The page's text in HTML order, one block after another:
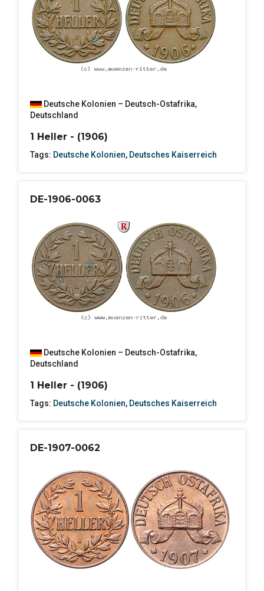
Deutsche Kolonien – Deutsch-Ostafrika,
Deutschland
1 Heller - (1906)
Tags: Deutsche Kolonien, Deutsches Kaiserreich
DE-1906-0063
Deutsche Kolonien – Deutsch-Ostafrika,
Deutschland
1 Heller - (1906)
Tags: Deutsche Kolonien, Deutsches Kaiserreich
DE-1907-0062